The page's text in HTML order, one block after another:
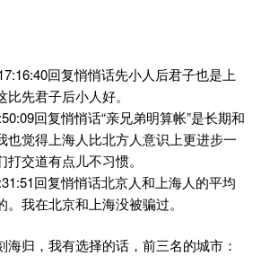
回复悄悄话先小人后君子也是上
先君子后小人好。
回复悄悄话“亲兄弟明算帐”是长期和
也觉得上海人比北方人意识上更进步一
交道有点儿不习惯。
回复悄悄话北京人和上海人的平均
我在北京和上海没被骗过。
归，我有选择的话，前三名的城市：